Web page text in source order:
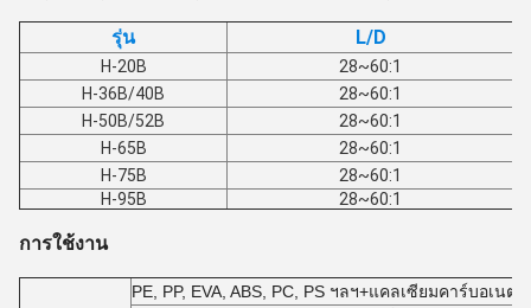
รุ่น L/D
H-20B
28~60:1
H-36B/40B
28~60:1
H-50B/52B
28~60:1
H-65B
28~60:1
H-75B
28~60:1
H-95B
28~60:1
การใช้งาน
PE, PP, EVA, ABS, PC, PS ฯลฯ+แคลเซียมคาร์บอเนต